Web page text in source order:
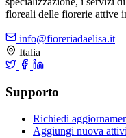
floreali delle fiorerie attive
info@fioreriadaelisa.it
Italia
Supporto
Richiedi
Aggiungi nuova